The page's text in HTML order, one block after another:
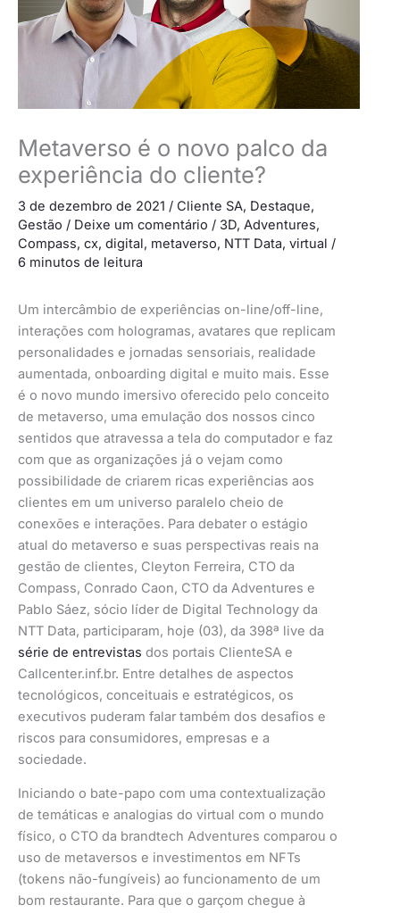
Metaverso é o novo palco da
experiência do cliente?
3 de dezembro de 2021 / Cliente SA, Destaque,
Gestão / Deixe um comentário / 3D, Adventures,
Compass, cx, digital, metaverso, NTT Data, virtual /
6 minutos de leitura
Um intercâmbio de experiências on-line/off-line,
interações com hologramas, avatares que replicam
personalidades e jornadas sensoriais, realidade
aumentada, onboarding digital e muito mais. Esse
é o novo mundo imersivo oferecido pelo conceito
de metaverso, uma emulação dos nossos cinco
sentidos que atravessa a tela do computador e faz
com que as organizações já o vejam como
possibilidade de criarem ricas experiências aos
clientes em um universo paralelo cheio de
conexões e interações. Para debater o estágio
atual do metaverso e suas perspectivas reais na
gestão de clientes, Cleyton Ferreira, CTO da
Compass, Conrado Caon, CTO da Adventures e
Pablo Sáez, sócio líder de Digital Technology da
NTT Data, participaram, hoje (03), da 398ª live da
série de entrevistas dos portais ClienteSA e
Callcenter.inf.br. Entre detalhes de aspectos
tecnológicos, conceituais e estratégicos, os
executivos puderam falar também dos desafios e
riscos para consumidores, empresas e a
sociedade.
Iniciando o bate-papo com uma contextualização
de temáticas e analogias do virtual com o mundo
físico, o CTO da brandtech Adventures comparou o
uso de metaversos e investimentos em NFTs
(tokens não-fungíveis) ao funcionamento de um
bom restaurante. Para que o garçom chegue à